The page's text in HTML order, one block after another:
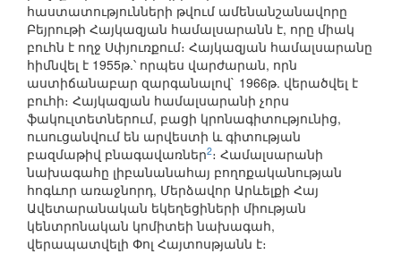
հաստատությունների թվում ամենանշանավորը
Բեյրութի Հայկազյան համալսարանն է, որը միակ
բուհն է ողջ Սփյուռքում։ Հայկազյան համալսարանը
հիմնվել է 1955թ.՝ որպես վարժարան, որն
աստիճանաբար զարգանալով` 1966թ. վերածվել է
բուհի։ Հայկազյան համալսարանի չորս
ֆակուլտետներում, բացի կրոնագիտությունից,
ուսուցանվում են արվեստի և գիտության
բազմաթիվ բնագավառներ2։ Համալսարանի
նախագահը լիբանանահայ բողոքականության
հոգևոր առաջնորդ, Մերձավոր Արևելքի Հայ
Ավետարանական եկեղեցիների միության
կենտրոնական կոմիտեի նախագահ,
վերապատվելի Փոլ Հայտոսթյանն է։